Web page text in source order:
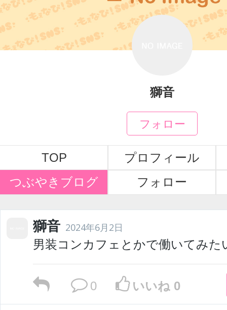
獅音
フォロー
TOP
プロフィール
つぶやきブログ
フォロー
獅音 2024年6月2日
男装コンカフェとかで働いてみた
0 いいね 0